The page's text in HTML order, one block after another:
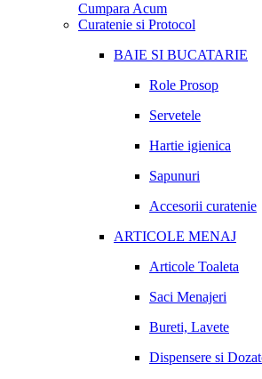
Cumpara Acum
Curatenie si Protocol
BAIE SI BUCATARIE
Role Prosop
Servetele
Hartie igienica
Sapunuri
Accesorii curatenie
ARTICOLE MENAJ
Articole Toaleta
Saci Menajeri
Bureti, Lavete
Dispensere si